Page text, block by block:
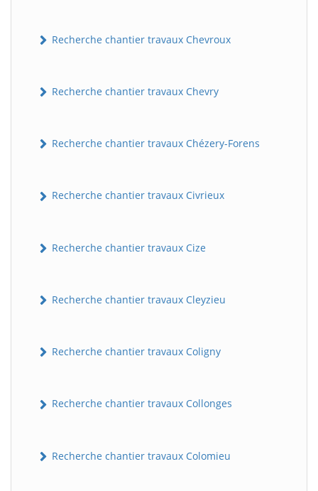
Recherche chantier travaux Chevroux
Recherche chantier travaux Chevry
Recherche chantier travaux Chézery-Forens
Recherche chantier travaux Civrieux
Recherche chantier travaux Cize
Recherche chantier travaux Cleyzieu
Recherche chantier travaux Coligny
Recherche chantier travaux Collonges
Recherche chantier travaux Colomieu
B Assistant en ligne